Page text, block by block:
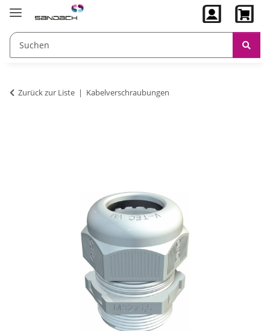
Zurück zur Liste Kabelverschraubungen